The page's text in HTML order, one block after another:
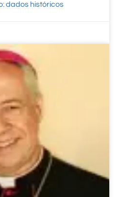
dados históricos